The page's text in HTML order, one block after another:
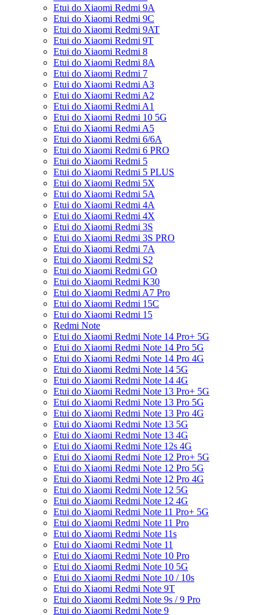
Etui do Xiaomi Redmi 9A
Etui do Xiaomi Redmi 9C
Etui do Xiaomi Redmi 9AT
Etui do Xiaomi Redmi 9T
Etui do Xiaomi Redmi 8
Etui do Xiaomi Redmi 8A
Etui do Xiaomi Redmi 7
Etui do Xiaomi Redmi A3
Etui do Xiaomi Redmi A2
Etui do Xiaomi Redmi A1
Etui do Xiaomi Redmi 10 5G
Etui do Xiaomi Redmi A5
Etui do Xiaomi Redmi 6/6A
Etui do Xiaomi Redmi 6 PRO
Etui do Xiaomi Redmi 5
Etui do Xiaomi Redmi 5 PLUS
Etui do Xiaomi Redmi 5X
Etui do Xiaomi Redmi 5A
Etui do Xiaomi Redmi 4A
Etui do Xiaomi Redmi 4X
Etui do Xiaomi Redmi 3S
Etui do Xiaomi Redmi 3S PRO
Etui do Xiaomi Redmi 7A
Etui do Xiaomi Redmi S2
Etui do Xiaomi Redmi GO
Etui do Xiaomi Redmi K30
Etui do Xiaomi Redmi A7 Pro
Etui do Xiaomi Redmi 15C
Etui do Xiaomi Redmi 15
Redmi Note
Etui do Xiaomi Redmi Note 14 Pro+ 5G
Etui do Xiaomi Redmi Note 14 Pro 5G
Etui do Xiaomi Redmi Note 14 Pro 4G
Etui do Xiaomi Redmi Note 14 5G
Etui do Xiaomi Redmi Note 14 4G
Etui do Xiaomi Redmi Note 13 Pro+ 5G
Etui do Xiaomi Redmi Note 13 Pro 5G
Etui do Xiaomi Redmi Note 13 Pro 4G
Etui do Xiaomi Redmi Note 13 5G
Etui do Xiaomi Redmi Note 13 4G
Etui do Xiaomi Redmi Note 12s 4G
Etui do Xiaomi Redmi Note 12 Pro+ 5G
Etui do Xiaomi Redmi Note 12 Pro 5G
Etui do Xiaomi Redmi Note 12 Pro 4G
Etui do Xiaomi Redmi Note 12 5G
Etui do Xiaomi Redmi Note 12 4G
Etui do Xiaomi Redmi Note 11 Pro+ 5G
Etui do Xiaomi Redmi Note 11 Pro
Etui do Xiaomi Redmi Note 11s
Etui do Xiaomi Redmi Note 11
Etui do Xiaomi Redmi Note 10 Pro
Etui do Xiaomi Redmi Note 10 5G
Etui do Xiaomi Redmi Note 10 / 10s
Etui do Xiaomi Redmi Note 9T
Etui do Xiaomi Redmi Note 9s / 9 Pro
Etui do Xiaomi Redmi Note 9